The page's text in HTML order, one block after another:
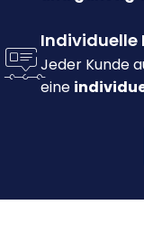
Individuelle
Jeder Kunde
eine